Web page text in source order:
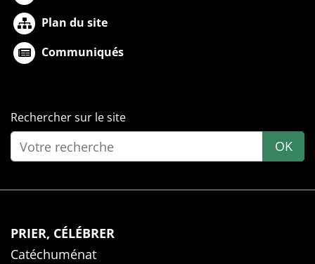
Plan du site
Communiqués
Rechercher sur le site
OK
PRIER, CÉLÉBRER
Catéchuménat